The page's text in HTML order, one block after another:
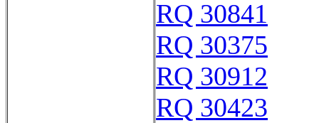
RQ 30841
RQ 30375
RQ 30912
RQ 30423